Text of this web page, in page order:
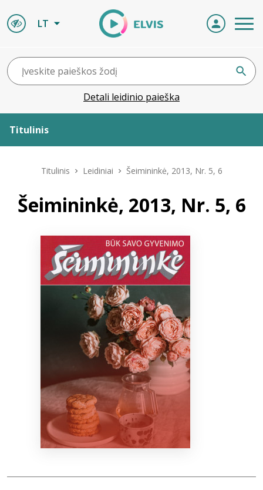
LT
Detali leidinio paieška
Titulinis
Leidiniai
Naujienos
+370 667 80 541
info@elvislab.lt
Titulinis Leidiniai Šeimininkė, 2013, Nr. 5, 6
Šeimininkė, 2013, Nr. 5, 6